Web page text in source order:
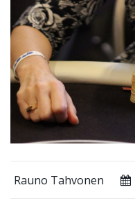
Rauno Tahvonen